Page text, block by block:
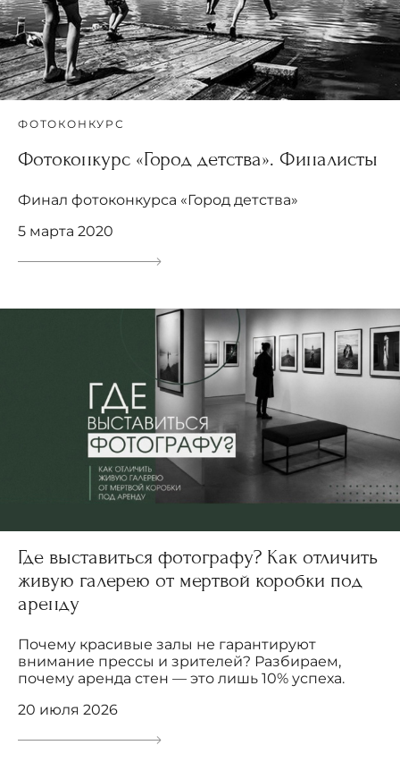
ФОТОКОНКУРС
Фотоконкурс «Город детства». Финалисты
Финал фотоконкурса «Город детства»
5 марта 2020
Где выставиться фотографу? Как отличить
живую галерею от мертвой коробки под
аренду
Почему красивые залы не гарантируют
внимание прессы и зрителей? Разбираем,
почему аренда стен — это лишь 10% успеха.
20 июля 2026